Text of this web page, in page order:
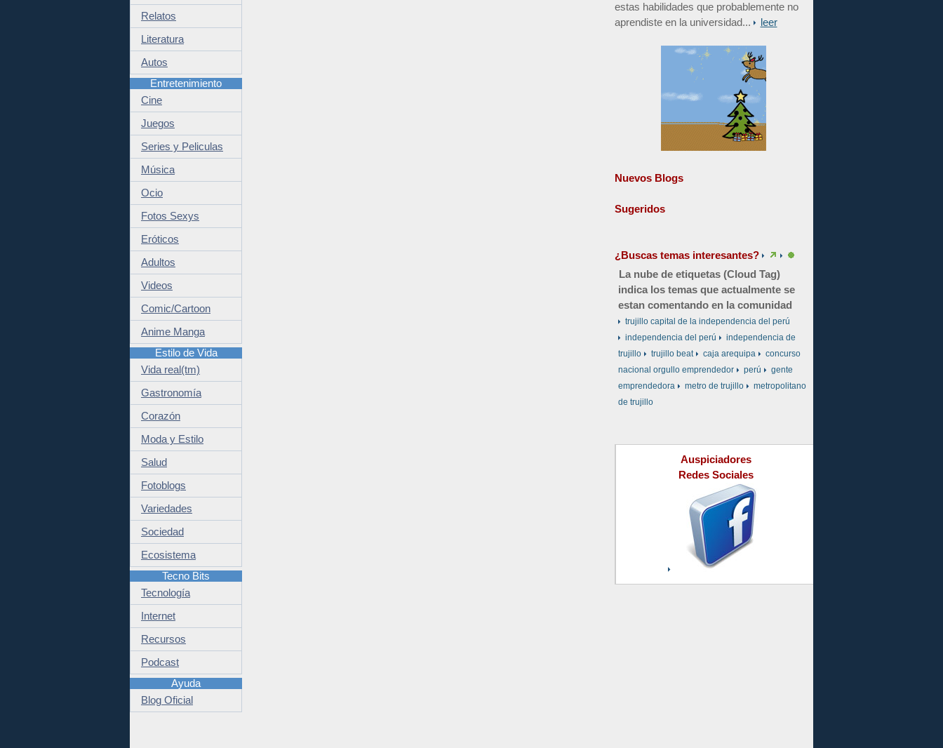
estas habilidades que probablemente no
aprendiste en la universidad...
leer
Nuevos Blogs
Sugeridos
¿Buscas temas interesantes?
La nube de etiquetas (Cloud Tag)
indica los temas que actualmente se
estan comentando en la comunidad
trujillo capital de la independencia del perú
independencia del perú
independencia de
trujillo
trujillo beat caja arequipa
concurso
nacional orgullo emprendedor
perú
gente
emprendedora
metro de trujillo
metropolitano
de trujillo
Auspiciadores
Redes Sociales
Relatos
Literatura
Autos
Entretenimiento
Cine
Juegos
Series y Peliculas
Música
Ocio
Fotos Sexys
Eróticos
Adultos
Videos
Comic/Cartoon
Anime Manga
Estilo de Vida
Vida real(tm)
Gastronomía
Corazón
Moda y Estilo
Salud
Fotoblogs
Variedades
Sociedad
Ecosistema
Tecno Bits
Tecnología
Internet
Recursos
Podcast
Ayuda
Blog Oficial